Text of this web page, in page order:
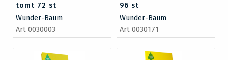
tomt 72 st
Wunder-Baum
Art 0030003
96 st
Wunder-Baum
Art 0030171